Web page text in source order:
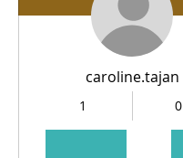
caroline.tajan
1 Abonnés
0